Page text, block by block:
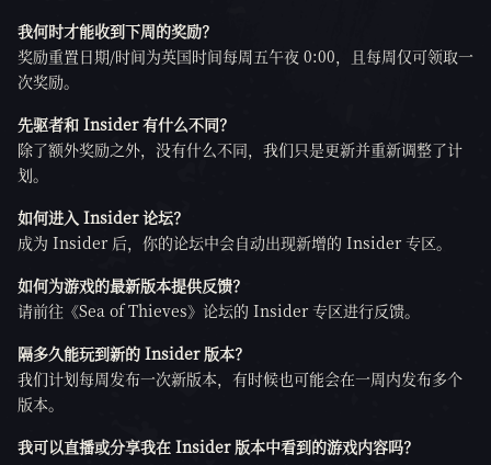
我何时才能收到下周的奖励？
奖励重置日期/时间为英国时间每周五午夜 0:00，且每周仅可领取一
次奖励。
先驱者和 Insider 有什么不同？
除了额外奖励之外，没有什么不同，我们只是更新并重新调整了计
划。
如何进入 Insider 论坛？
成为 Insider 后，你的论坛中会自动出现新增的 Insider 专区。
如何为游戏的最新版本提供反馈？
请前往《Sea of Thieves》论坛的 Insider 专区进行反馈。
隔多久能玩到新的 Insider 版本？
我们计划每周发布一次新版本，有时候也可能会在一周内发布多个
版本。
我可以直播或分享我在 Insider 版本中看到的游戏内容吗？